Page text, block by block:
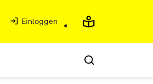
(Öffnet in neuem Fenster)
Einloggen